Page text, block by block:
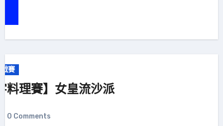
賽
料理賽】女皇流沙派
0 Comments